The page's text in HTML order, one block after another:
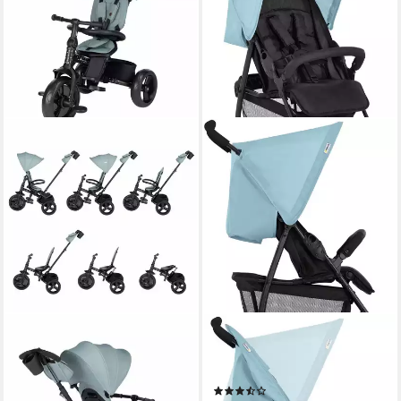
Kinder-Buggy Bebeconfort
Windy, Dreirad mit
Schubstange, 10 Mon. bis 4
HAUCK
Kinder-Buggy Sport,
Reisebuggy
(42)